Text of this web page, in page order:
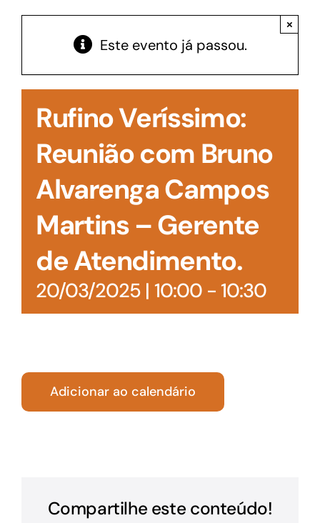
Acesso à InformaçãoEste evento já passou.
×
Rufino Veríssimo:
Reunião com Bruno
Alvarenga Campos
Martins – Gerente
de Atendimento.
20/03/2025 | 10:00- 10:30
Adicionar ao calendário
Compartilhe este conteúdo!